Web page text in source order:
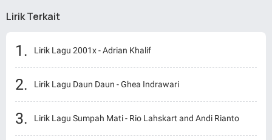
Lirik Terkait
Lirik Lagu 2001x - Adrian Khalif
Lirik Lagu Daun Daun - Ghea Indrawari
Lirik Lagu Sumpah Mati - Rio Lahskart and Andi Rianto